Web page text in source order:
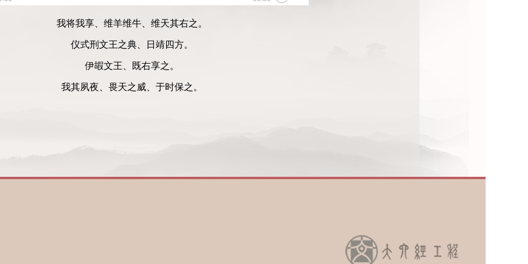
我将我享、维羊维牛、维天其右之。
仪式刑文王之典、日靖四方。
伊嘏文王、既右享之。
我其夙夜、畏天之威、于时保之。